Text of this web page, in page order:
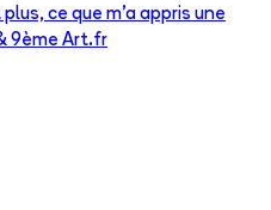
ce que m’a appris une
9ème Art.fr